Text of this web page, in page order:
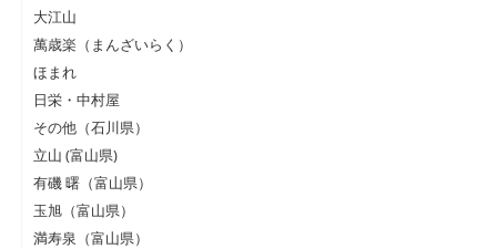
大江山
萬歳楽（まんざいらく）
ほまれ
日栄・中村屋
その他（石川県）
立山 (富山県)
有磯 曙（富山県）
玉旭（富山県）
満寿泉（富山県）